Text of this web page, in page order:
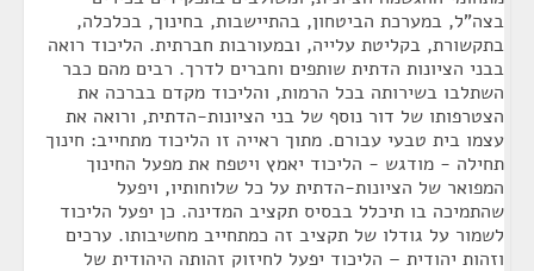
בצה"ל, במערכת הביטחון, בהתיישבות, בחינוך, בכלכלה,
בתקשורת, בקליטת עלייה, ובמעורבות חברתית. הליכוד רואה
בבני הציונות הדתית שותפים וחברים לדרך. רבים מהם כבר
השתלבו בשירותה בכל הרמות, והליכוד מקדם בברכה את
הצטרפותו של דור נוסף של בני הציונות-הדתית, ורואה את
עצמו בית טבעי עבורם. מתוך ראייה זו הליכוד מתחייב: חינוך
תחילה - מודגש - הליכוד יאמץ ויטפח את מפעל החינוך
המפואר של הציונות-הדתית על כל שלוחותיו, ויפעל
שהתמיכה בו תיכלל בבסיס תקציב המדינה. כן יפעל הליכוד
לשמור על גודלו של תקציב זה כמתחייב מחשיבותו. ערכים
וזהות יהודית – הליכוד יפעל לחיזוק זהותה היהודית של